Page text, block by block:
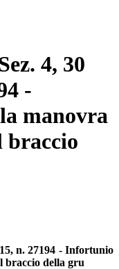
4, 30
-
manovra
braccio
n. 27194 - Infortunio
braccio della gru